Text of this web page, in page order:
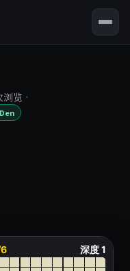
浏览 ·